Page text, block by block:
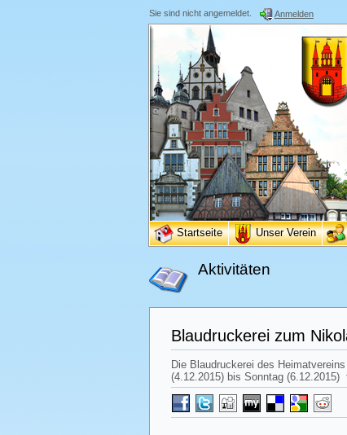
Sie sind nicht angemeldet. Anmelden
Startseite Unser Verein
Aktivitäten
Blaudruckerei zum
Die Blaudruckerei des
(4.12.2015) bis Sonntag